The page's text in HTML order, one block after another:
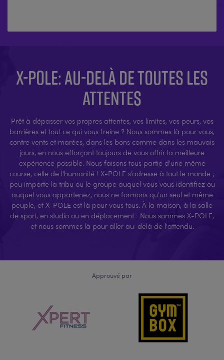
X-POLE: AU-DELÀ DE TOUTES LES
ATTENTES
Prêt à dépasser vos propres attentes, vos limites, vos peurs, vos
barrières et tout ce qui vous freine ? Nous sommes là pour vous,
contre vents et marées, dans les bons comme dans les mauvais
jours, en nous efforçant toujours de vous offrir la meilleure
expérience possible. Nous faisons tous partie d'une même
course, celle de l'humanité ! X-POLE s’adresse à tout le monde ;
peu importe la tribu ou le groupe auquel vous vous identifiez ou
auquel vous appartenez, nous ne formons qu'un seul et même
peuple, et X-POLE est là pour vous tous. À la maison, à la salle
de sport, en studio ou en déplacement : Nous sommes X-POLE,
et nous sommes là pour aller au-delà de l'attendu.
Approuvé par